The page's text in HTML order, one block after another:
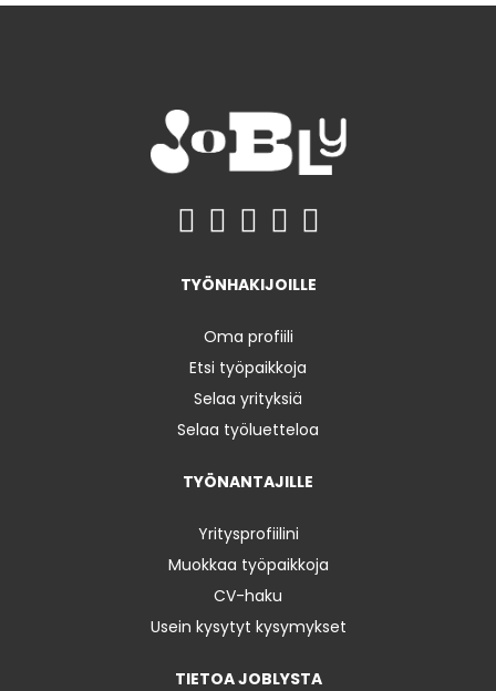
TYÖNHAKIJOILLE
Oma profiili
Etsi työpaikkoja
Selaa yrityksiä
Selaa työluetteloa
TYÖNANTAJILLE
Yritysprofiilini
Muokkaa työpaikkoja
CV-haku
Usein kysytyt kysymykset
TIETOA JOBLYSTA